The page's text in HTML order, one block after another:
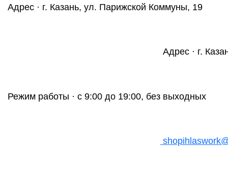
Адрес · г. Казань, ул. Парижской Коммуны, 19
Адрес · г.
Режим работы · с 9:00 до 19:00, без выходных